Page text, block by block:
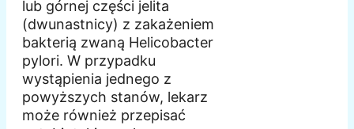
lub górnej części jelita
(dwunastnicy) z zakażeniem
bakterią zwaną Helicobacter
pylori. W przypadku
wystąpienia jednego z
powyższych stanów, lekarz
może również przepisać